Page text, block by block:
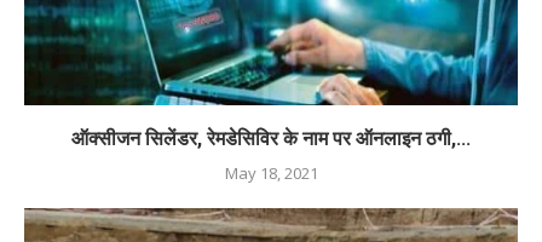
ऑक्सीजन सिलेंडर, रेमडेसिविर के नाम पर ऑनलाइन ठगी,...
May 18, 2021